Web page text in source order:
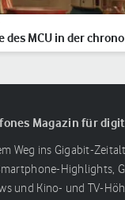
des MCU in der
Magazin für
Weg ins Gigabit-
Highlights,
und Kino- und TV-